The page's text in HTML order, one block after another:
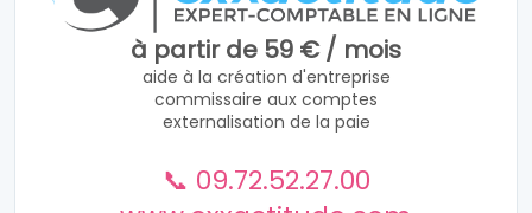
à partir de 59 € / mois
aide à la création d'entreprise
commissaire aux comptes
externalisation de la paie
📞 09.72.52.27.00